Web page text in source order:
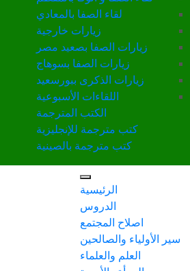
لقاء الصفا بالمعادي
زيارات خارجية
زيارات الصفا بصعيد مصر
زيارات الصفا بسوهاج
زيارات الذكرى ببورسعيد
اللقاءات الأسبوعية
الكتب المترجمة
كتب مترجمة للإنجليزية
كتب مترجمة بالصينية
الرئيسية
الدروس
اصلاح المجتمع
سير الأولياء والصالحين
العلم والعلماء